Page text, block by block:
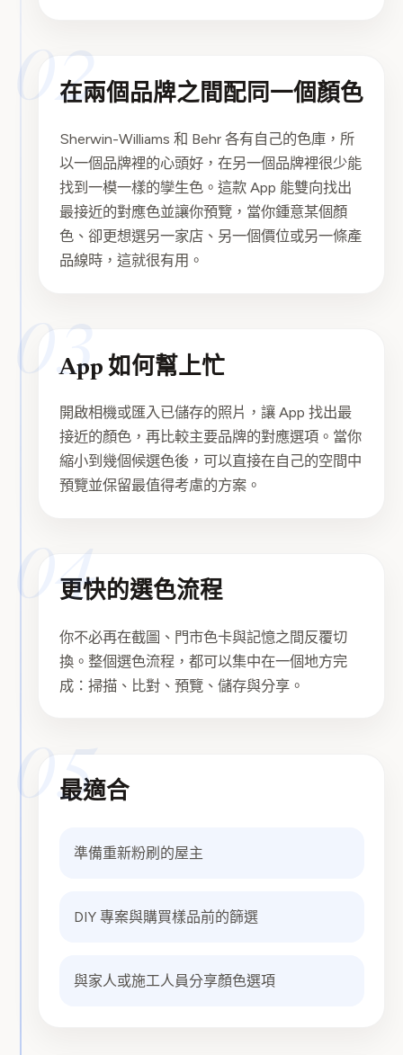
02
在兩個品牌之間配同一個顏色
Sherwin-Williams 和 Behr 各有自己的色庫，所
以一個品牌裡的心頭好，在另一個品牌裡很少能
找到一模一樣的孿生色。這款 App 能雙向找出
最接近的對應色並讓你預覽，當你鍾意某個顏
色、卻更想選另一家店、另一個價位或另一條產
品線時，這就很有用。
03
App 如何幫上忙
開啟相機或匯入已儲存的照片，讓 App 找出最
接近的顏色，再比較主要品牌的對應選項。當你
縮小到幾個候選色後，可以直接在自己的空間中
預覽並保留最值得考慮的方案。
04
更快的選色流程
你不必再在截圖、門市色卡與記憶之間反覆切
換。整個選色流程，都可以集中在一個地方完
成：掃描、比對、預覽、儲存與分享。
05
最適合
準備重新粉刷的屋主
DIY 專案與購買樣品前的篩選
與家人或施工人員分享顏色選項